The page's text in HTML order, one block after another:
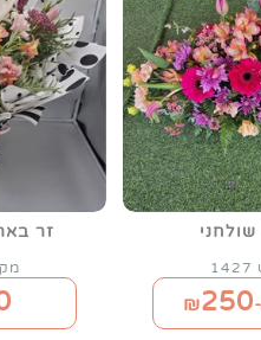
שולחני
250
זר